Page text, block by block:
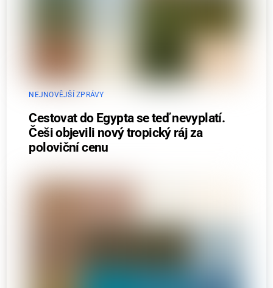
NEJNOVĚJŠÍ ZPRÁVY
Cestovat do Egypta se teď nevyplatí.
Češi objevili nový tropický ráj za
poloviční cenu